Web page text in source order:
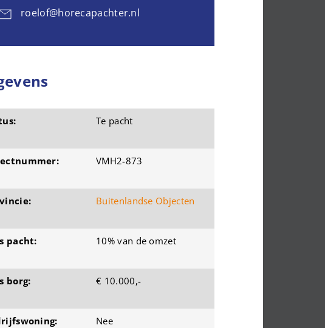
roelof@horecapachter.nl
Te pacht
VMH2-873
Buitenlandse Objecten
pacht: 10% van de omzet
borg: € 10.000,-
Nee